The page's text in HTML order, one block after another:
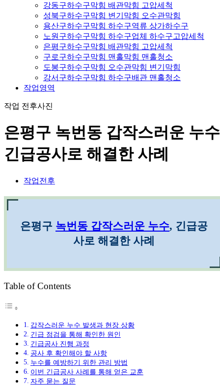
강동구하수구막힘 배관막힘 고압세척
성북구하수구막힘 변기막힘 오수관막힘
용산구하수구막힘 하수구역류 상가하수구
노원구하수구막힘 하수구업체 하수구고압세척
은평구하수구막힘 배관막힘 고압세척
구로구하수구막힘 맨홀막힘 맨홀청소
도봉구하수구막힘 오수관막힘 변기막힘
강서구하수구막힘 하수구배관 맨홀청소
작업영역
작업 전후사진
은평구 녹번동 갑작스러운 누
긴급공사로 해결한 사례
작업전후
은평구 녹번동 갑작스러운 누수, 긴급공
사로 해결한 사례
Table of Contents
갑작스러운 누수 발생과 현장 상황
긴급 점검을 통해 확인한 원인
긴급공사 진행 과정
공사 후 확인해야 할 사항
누수를 예방하기 위한 관리 방법
이번 긴급공사 사례를 통해 얻은 교훈
자주 묻는 질문